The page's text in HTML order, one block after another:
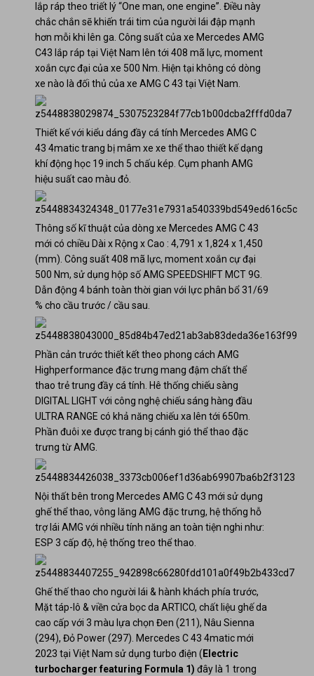
lắp ráp theo triết lý “One man, one engine”. Điều này
chắc chắn sẽ khiến trái tim của người lái đập mạnh
hơn mỗi khi lên ga. Công suất của xe Mercedes AMG
C43 lắp ráp tại Việt Nam lên tới 408 mã lực, moment
xoắn cực đại của xe 500 Nm. Hiện tại không có dòng
xe nào là đối thủ của xe AMG C 43 tại Việt Nam.
Thiết kế với kiểu dáng đầy cá tính Mercedes AMG C
43 4matic trang bị mâm xe xe thể thao thiết kế dạng
khí động học 19 inch 5 chấu kép. Cụm phanh AMG
hiệu suất cao màu đỏ.
Thông số kĩ thuật của dòng xe Mercedes AMG C 43
mới có chiều Dài x Rộng x Cao : 4,791 x 1,824 x 1,450
(mm). Công suất 408 mã lực, moment xoắn cự đại
500 Nm, sử dụng hộp số AMG SPEEDSHIFT MCT 9G.
Dẫn động 4 bánh toàn thời gian với lực phân bổ 31/69
% cho cầu trước / cầu sau.
Phần cản trước thiết kết theo phong cách AMG
Highperformance đặc trưng mang đậm chất thể
thao trẻ trung đầy cá tính. Hê thống chiếu sàng
DIGITAL LIGHT với công nghệ chiếu sáng hàng đầu
ULTRA RANGE có khả năng chiếu xa lên tới 650m.
Phần đuôi xe được trang bị cánh gió thể thao đặc
trưng từ AMG.
Nội thất bên trong Mercedes AMG C 43 mới sử dụng
ghế thể thao, vông lăng AMG đặc trưng, hệ thống hỗ
trợ lái AMG với nhiều tính năng an toàn tiện nghi như:
ESP 3 cấp độ, hệ thống treo thể thao.
Ghế thế thao cho người lái & hành khách phía trước,
Mặt táp-lô & viền cửa bọc da ARTICO, chất liệu ghế da
cao cấp với 3 màu lựa chọn Đen (211), Nâu Sienna
(294), Đỏ Power (297). Mercedes C 43 4matic mới
2023 tại Việt Nam sử dụng turbo điện ( Electric
turbocharger featuring Formula 1) đây là 1 trong